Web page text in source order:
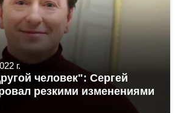
г.
человек": Сергей
резкими изменениями